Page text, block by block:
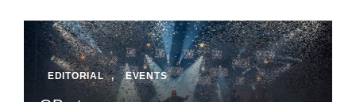
EDITORIAL , EVENTS